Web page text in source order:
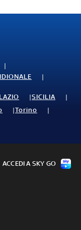
SICILIA
Torino
ACCEDI A SKY GO